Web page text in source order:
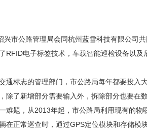
市公路管理局会同杭州蓝雪科技有限公司共
RFID电子标签技术，车载智能巡检设备以
标志的管理部门，市公路局每年都要投入大
除了新增部分需要输入外，拆除部分也要在
难题，从2013年起，市公路局利用现有的
在正常巡查时，通过GPS定位模块和存储